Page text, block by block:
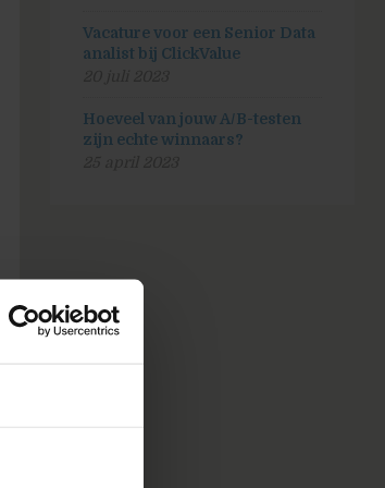
Vacature voor een Senior Data
analist bij ClickValue
Hoeveel van jouw A/B-testen
zijn echte winnaars?